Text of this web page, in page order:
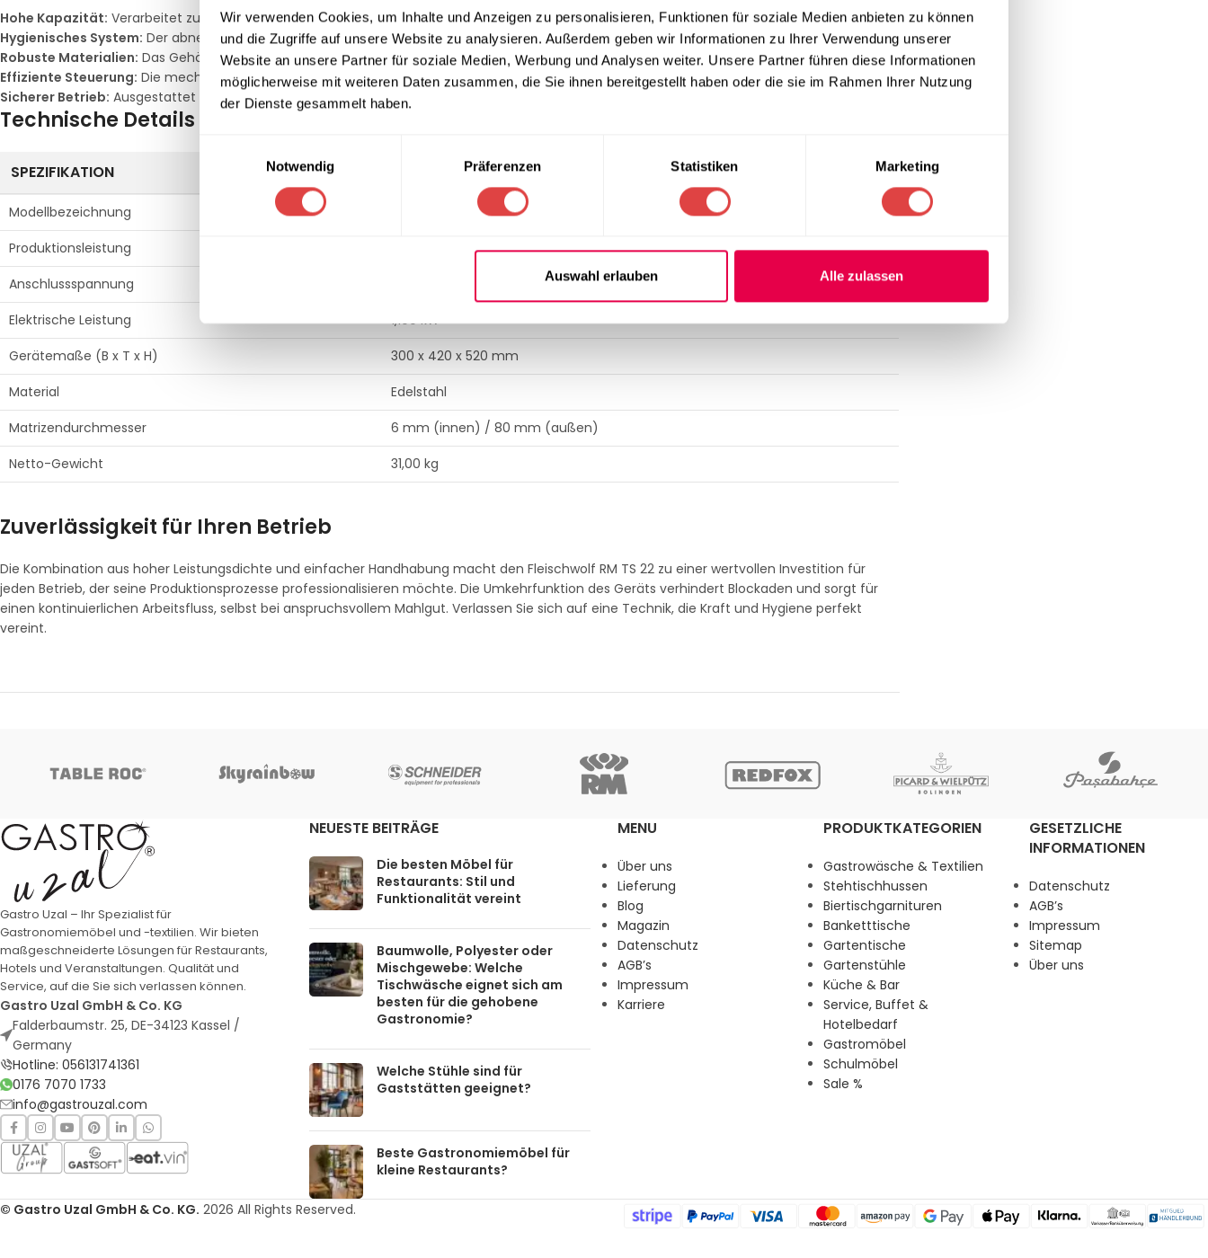
Wir verwenden Cookies, um Inhalte und Anzeigen zu personalisieren, Funktionen für soziale Medien anbieten zu können
und die Zugriffe auf unsere Website zu analysieren. Außerdem geben wir Informationen zu Ihrer Verwendung unserer
Website an unsere Partner für soziale Medien, Werbung und Analysen weiter. Unsere Partner führen diese Informationen
möglicherweise mit weiteren Daten zusammen, die Sie ihnen bereitgestellt haben oder die sie im Rahmen Ihrer Nutzung
der Dienste gesammelt haben.
Notwendig
Präferenzen Statistiken Marketing
Auswahl erlauben Alle zulassen
Hohe Kapazität: Verarbeitet zuverlässig bis zu 300 kg Fleisch pro Stunde für maximale Produktivität.
Hygienisches System: Der abnehmbarer Kopf garantiert eine einfache und schnelle Tiefenreinigung.
Robuste Materialien: Das Gehäuse aus Edelstahl sorgt für Stabilität und Korrosionsbeständigkeit.
Effiziente Steuerung: Die mechanische Steuerung und die integrierte Umkehrfunktion optimieren den Bedienkomfort.
Sicherer Betrieb: Ausgestattet mit einem Hauptschalter und einem schlagfesten Druckknopf aus Kunststoff.
Technische Details und Spezifikationen
SPEZIFIKATION
Modellbezeichnung
Produktionsleistung
Max. 300 kg/h
Anschlussspannung
Elektrische Leistung
1,100 kW
Gerätemaße (B x T x H)
300 x 420 x 520 mm
Material
Edelstahl
Matrizendurchmesser
6 mm (innen) / 80 mm (außen)
Netto-Gewicht
31,00 kg
Zuverlässigkeit für Ihren Betrieb
Die Kombination aus hoher Leistungsdichte und einfacher Handhabung macht den Fleischwolf RM TS 22 zu einer wertvollen Investition für
jeden Betrieb, der seine Produktionsprozesse professionalisieren möchte. Die Umkehrfunktion des Geräts verhindert Blockaden und sorgt für
einen kontinuierlichen Arbeitsfluss, selbst bei anspruchsvollem Mahlgut. Verlassen Sie sich auf eine Technik, die Kraft und Hygiene perfekt
vereint.
Gastro Uzal – Ihr Spezialist für
Gastronomiemöbel und -textilien. Wir bieten
maßgeschneiderte Lösungen für Restaurants,
Hotels und Veranstaltungen. Qualität und
Service, auf die Sie sich verlassen können.
Gastro Uzal GmbH & Co. KG
Falderbaumstr. 25, DE-34123 Kassel /
Germany
Hotline: 056131741361
0176 7070 1733
info@gastrouzal.com
NEUESTE BEITRÄGE
Die besten Möbel für
Restaurants: Stil und
Funktionalität vereint
Baumwolle, Polyester oder
Mischgewebe: Welche
Tischwäsche eignet sich am
besten für die gehobene
Gastronomie?
Welche Stühle sind für
Gaststätten geeignet?
Beste Gastronomiemöbel für
kleine Restaurants?
MENU
Über uns
Lieferung
Blog
Magazin
Datenschutz
AGB’s
Impressum
Karriere
PRODUKTKATEGORIEN
Gastrowäsche & Textilien
Stehtischhussen
Biertischgarnituren
Banketttische
Gartentische
Gartenstühle
Küche & Bar
Service, Buffet &
Hotelbedarf
Gastromöbel
Schulmöbel
Sale %
GESETZLICHE
INFORMATIONEN
Datenschutz
AGB’s
Impressum
Sitemap
Über uns
© Gastro Uzal GmbH & Co. KG. 2026 All Rights Reserved.